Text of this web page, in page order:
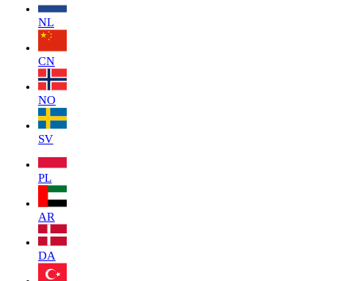
NL
CN
NO
SV
PL
AR
DA